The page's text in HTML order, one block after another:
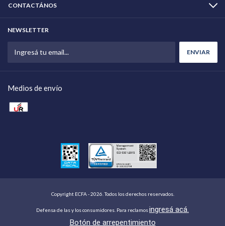
CONTACTÁNOS
NEWSLETTER
Medios de envío
Copyright ECFA - 2026. Todos los derechos reservados.
Defensa de las y los consumidores. Para reclamosingresá acá.
Botón de arrepentimiento